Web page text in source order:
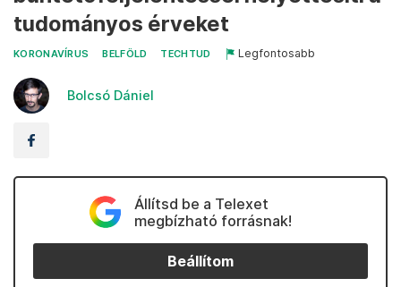
tudományos érveket
KORONAVÍRUS BELFÖLD TECHTUD Legfontosabb
Bolcsó Dániel
Állítsd be a Telexet
megbízható forrásnak!
Beállítom